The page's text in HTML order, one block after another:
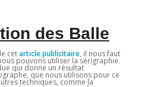
des Balle
cetarticle publicitaire, il nous faut
pouvons utiliser la sérigraphie.
qui donne un résultat
que nous utilisons pour ce
techniques, comme la